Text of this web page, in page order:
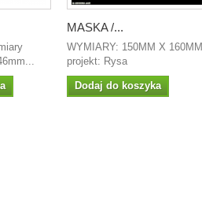
MASKA /...
WYMIARY: 150MM X 160MM
projekt: Rysa
Dodaj do koszyka